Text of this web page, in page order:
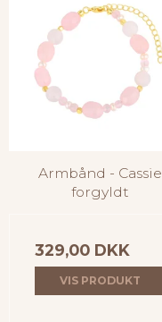
Armbånd - Cassie
forgyldt
329,00 DKK
VIS PRODUKT